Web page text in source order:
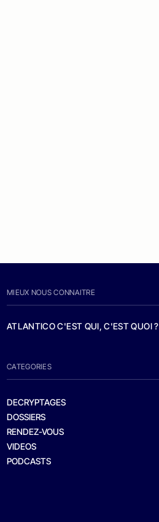
MIEUX NOUS CONNAITRE
ATLANTICO C'EST QUI, C'EST QUOI ?
CATEGORIES
DECRYPTAGES
DOSSIERS
RENDEZ-VOUS
VIDEOS
PODCASTS